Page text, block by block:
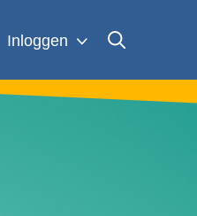
Inloggen